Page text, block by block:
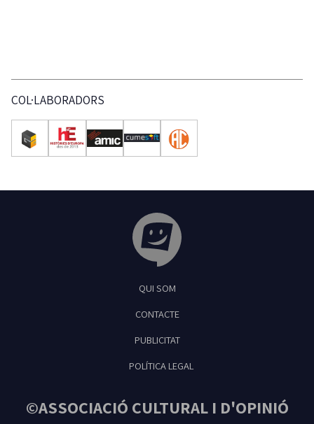
Tribuna Ganxona - Revista digital de Sant
Feliu de Guíxols
QUI SOM
CONTACTE
PUBLICITAT
POLÍTICA LEGAL
GANXONA 2026